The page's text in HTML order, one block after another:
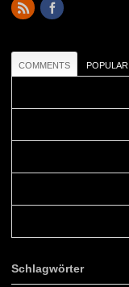
COMMENTS POPULAR
Schlagwörter